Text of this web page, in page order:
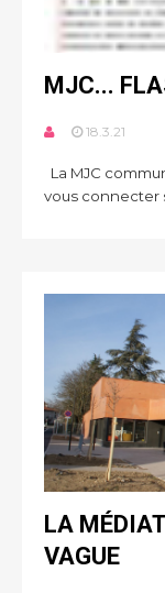
MJC...
18.3.21
La MJC
vous connecter
LA
VAGUE